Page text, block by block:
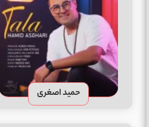
حمید اصغری